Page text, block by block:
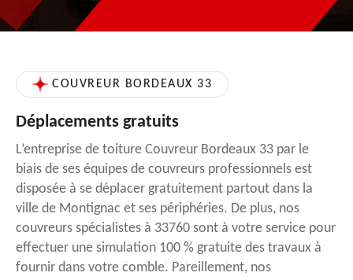
COUVREUR BORDEAUX 33
Déplacements gratuits
L’entreprise de toiture Couvreur Bordeaux 33 par le
biais de ses équipes de couvreurs professionnels est
disposée à se déplacer gratuitement partout dans la
ville de Montignac et ses périphéries. De plus, nos
couvreurs spécialistes à 33760 sont à votre service pour
effectuer une simulation 100 % gratuite des travaux à
fournir dans votre comble. Pareillement, nos